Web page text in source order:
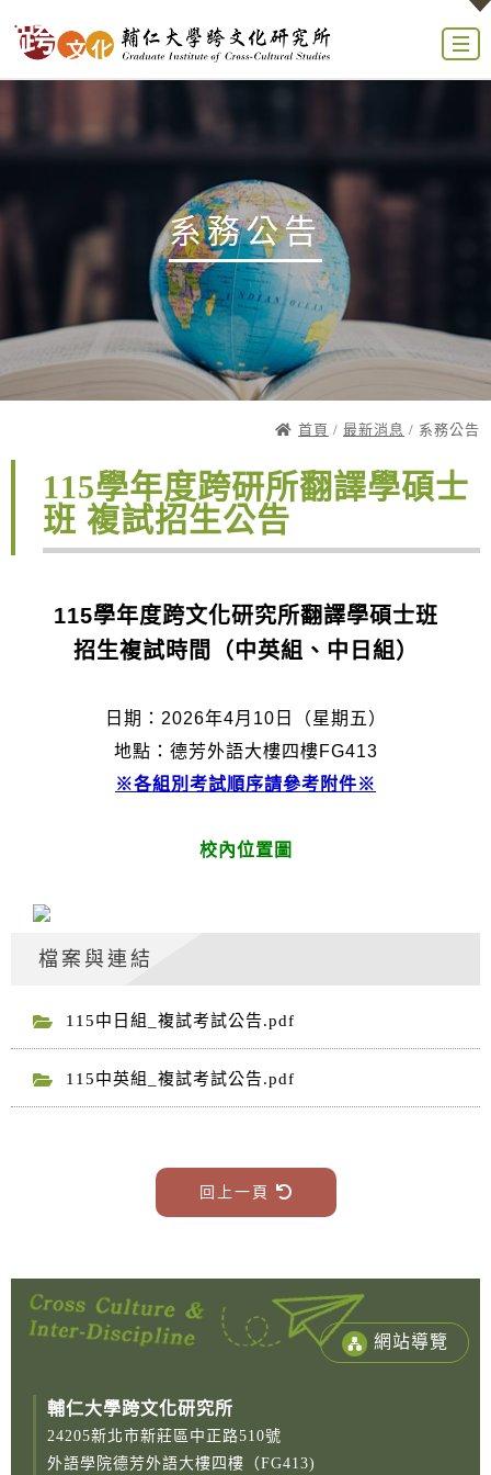
系務公告
首頁 / 最新消息 / 系務公告
115學年度跨研所翻譯學碩士
班 複試招生公告
115學年度跨文化研究所翻譯學碩士班
招生複試時間（中英組、中日組）
日期：2026年4月10日（星期五）
地點：德芳外語大樓四樓FG413
※各組別考試順序請參考附件※
校內位置圖
檔案與連結
115中日組_複試考試公告.pdf
115中英組_複試考試公告.pdf
回上一頁
網站導覽
輔仁大學跨文化研究所
24205新北市新莊區中正路510號
外語學院德芳外語大樓四樓（FG413)